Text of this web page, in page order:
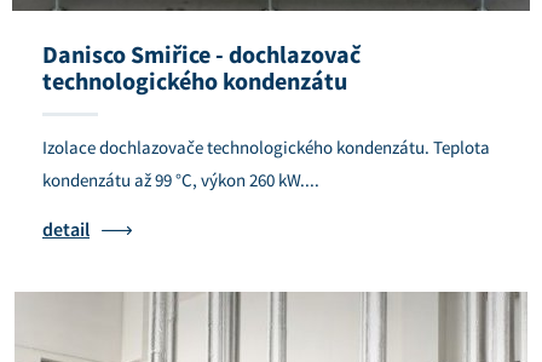
Danisco Smiřice - dochlazovač
technologického kondenzátu
Izolace dochlazovače technologického kondenzátu. Teplota
kondenzátu až 99 °C, výkon 260 kW....
detail